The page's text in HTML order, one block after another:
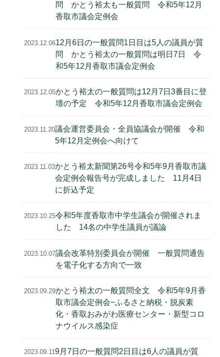
問 かとう裕太も一般質問 令和5年12月
香取市議会定例会
2023.12.0612月6日の一般質問1日目は5人の議員が質
問 かとう裕太の一般質問は明日7日 令
和5年12月香取市議会定例会
2023.12.05かとう裕太の一般質問は12月7日3番目に登
壇の予定 令和5年12月香取市議会定例会
2023.11.20議会運営委員会・全員協議会が開催 令和
5年12月定例会へ向けて
2023.11.03かとう裕太新聞第26号令和5年9月香取市議
会定例会報告号が完成しました 11月4日
に折込予定
2023.10.25令和5年度香取市中学生議会が開催されま
した 14名の中学生議員が議論
2023.10.07議会改革特別委員会が開催 一般質問通告
を電子化する方向で一致
2023.09.29かとう裕太の一般質問全文 令和5年9月香
取市議会定例会−ふるさと納税・脱炭素
化・香取おみがわ医療センター・新型コロ
ナウイルス感染症
2023.09.119月7日の一般質問2日目は6人の議員が質